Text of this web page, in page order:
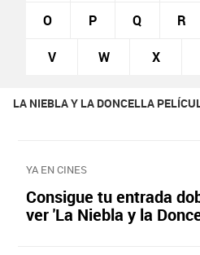
O P Q R
V W X
LA NIEBLA Y LA DONCELLA
YA EN CINES
Consigue tu entrada
ver 'La Niebla y la